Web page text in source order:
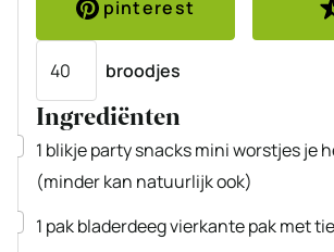
pinterest
broodjes
Ingrediënten
▢
1 blikjeparty snacksmini worstjes je
(minder kan natuurlijk ook)
▢
1 pak bladerdeegvierkante pak met